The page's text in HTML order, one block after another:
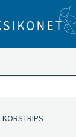
KORSTRIPS